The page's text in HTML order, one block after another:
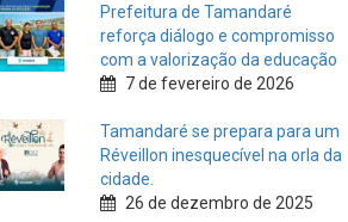
Prefeitura de Tamandaré
reforça diálogo e compromisso
com a valorização da educação
7 de fevereiro de 2026
Tamandaré se prepara para um
Réveillon inesquecível na orla da
cidade.
26 de dezembro de 2025